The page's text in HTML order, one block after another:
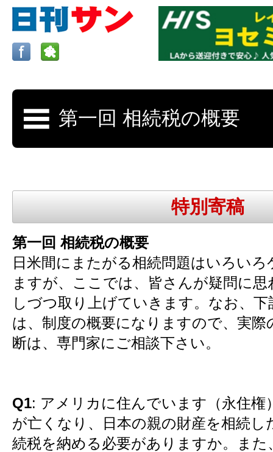
ロサンゼルスの求人、クラシファイド、地元情報など
日刊サンはロサンゼルスの日本語新
更新、求人、クラシファイドは毎週木
特別寄稿
第一回 相続税の概要
日米間にまたがる相続問題はいろい
ますが、ここでは、皆さんが疑問に
しづつ取り上げていきます。なお、
は、制度の概要になりますので、実際
断は、専門家にご相談下さい。
Q1: アメリカに住んでいます（永住権
が亡くなり、日本の親の財産を相続し
続税を納める必要がありますか。ま